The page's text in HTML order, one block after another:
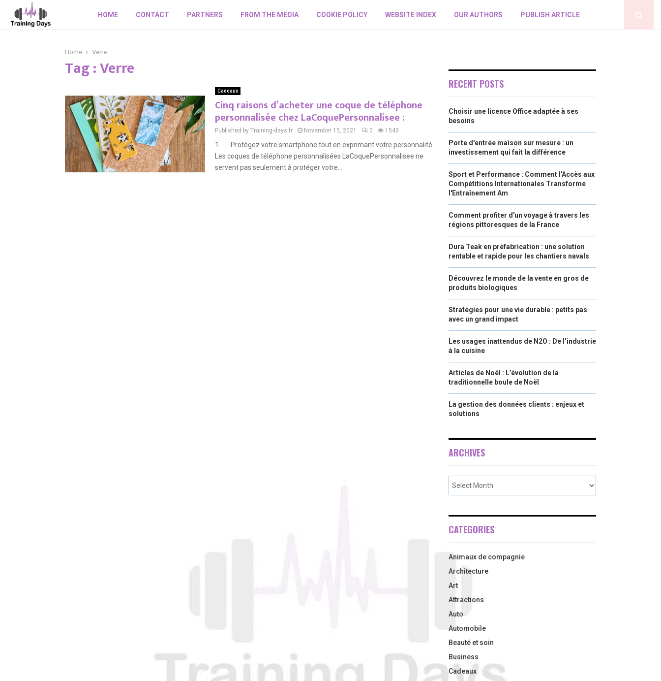
HOME CONTACT PARTNERS FROM THE MEDIA COOKIE POLICY WEBSITE INDEX OUR AUTHORS PUBLISH ARTICLE
Home Verre
Tag : Verre
Cadeaux
Cinq raisons d’acheter une coque de téléphone
personnalisée chez LaCoquePersonnalisee :
Published by Training-days.fr November 15, 2021 0 1543
1. Protégez votre smartphone tout en exprimant votre personnalité.
Les coques de téléphone personnalisées LaCoquePersonnalisee ne
servent pas seulement à protéger votre...
RECENT POSTS
Choisir une licence Office adaptée à ses
besoins
Porte d'entrée maison sur mesure : un
investissement qui fait la différence
Sport et Performance : Comment l'Accès aux
Compétitions Internationales Transforme
l'Entraînement Am
Comment profiter d'un voyage à travers les
régions pittoresques de la France
Dura Teak en préfabrication : une solution
rentable et rapide pour les chantiers navals
Découvrez le monde de la vente en gros de
produits biologiques
Stratégies pour une vie durable : petits pas
avec un grand impact
Les usages inattendus de N2O : De l’industrie
à la cuisine
Articles de Noël : L’évolution de la
traditionnelle boule de Noël
La gestion des données clients : enjeux et
solutions
ARCHIVES
CATEGORIES
Animaux de compagnie
Architecture
Art
Attractions
Auto
Automobile
Beauté et soin
Business
Cadeaux